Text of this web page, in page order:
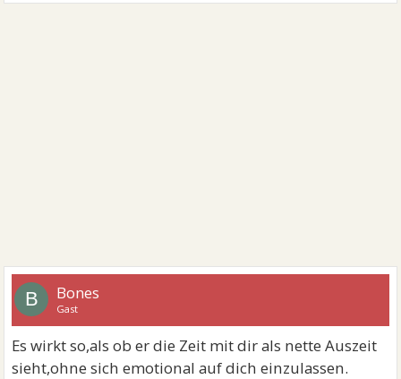
B Bones
Gast
Es wirkt so,als ob er die Zeit mit dir als nette Auszeit
sieht,ohne sich emotional auf dich einzulassen.